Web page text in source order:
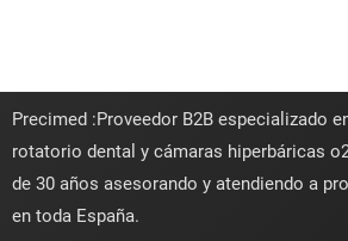
Precimed :Proveedor B2B especializado
rotatorio dental y cámaras hiperbáricas
de 30 años asesorando y atendiendo a
en toda España.